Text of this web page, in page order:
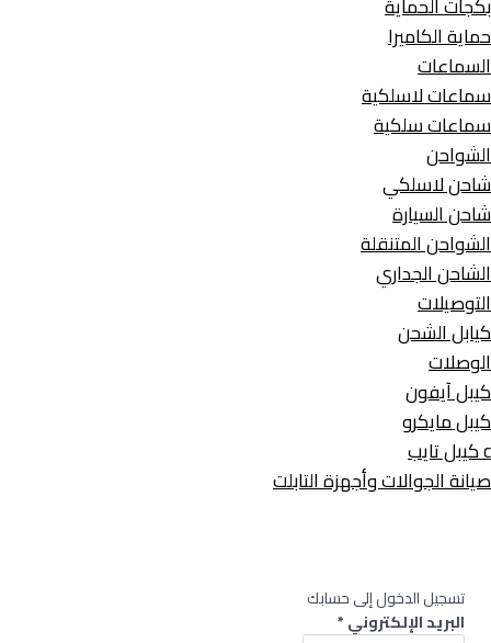
حماية الكاميرا
السماعات
سماعات لاسلكية
سماعات سلكية
الشواحن
شاحن لاسلكي
شاحن السيارة
الشواحن المتنقلة
الشاحن الجداري
التوصيلات
كيابل الشحن
الوصلات
كيبل آيفون
كيبل مايكرو
c كيبل تايب
صيانة الجوالات وأجهزة التابلت
تسجيل الدخول إلى حسابك
البريد الإلكتروني*